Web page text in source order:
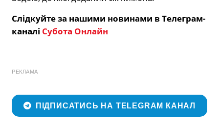
Слідкуйте за нашими новинами в Телеграм-
каналі Субота Онлайн
РЕКЛАМА
ПІДПИСАТИСЬ НА TELEGRAM КАНАЛ